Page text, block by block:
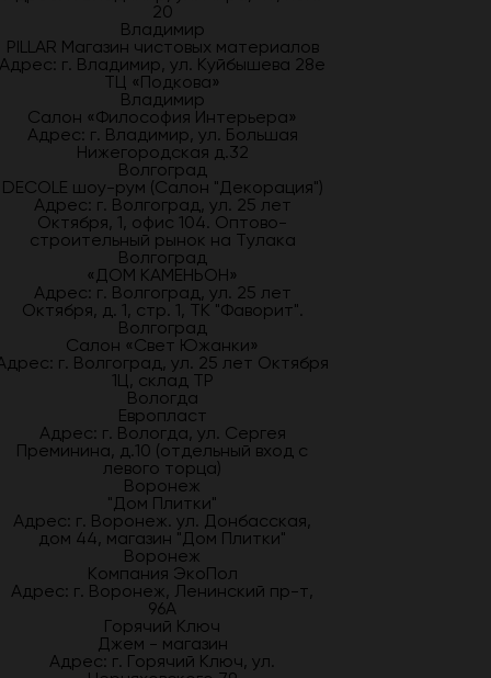
20
Владимир
PILLAR Магазин чистовых материалов
Адрес: г. Владимир, ул. Куйбышева 28е
ТЦ «Подкова»
Владимир
Салон «Философия Интерьера»
Адрес: г. Владимир, ул. Большая
Нижегородская д.32
Волгоград
DECOLE шоу-рум (Салон "Декорация")
Адрес: г. Волгоград, ул. 25 лет
Октября, 1, офис 104. Оптово-
строительный рынок на Тулака
Волгоград
«ДОМ КАМЕНЬОН»
Адрес: г. Волгоград, ул. 25 лет
Октября, д. 1, стр. 1, ТК "Фаворит".
Волгоград
Салон «Свет Южанки»
г. Волгоград, ул. 25 лет Октября
1Ц, склад ТР
Вологда
Европласт
Адрес: г. Вологда, ул. Сергея
Преминина, д.10 (отдельный вход с
левого торца)
Воронеж
"Дом Плитки"
Адрес: г. Воронеж. ул. Донбасская,
дом 44, магазин "Дом Плитки"
Воронеж
Компания ЭкоПол
Адрес: г. Воронеж, Ленинский пр-т,
96А
Горячий Ключ
Джем - магазин
Адрес: г. Горячий Ключ, ул.